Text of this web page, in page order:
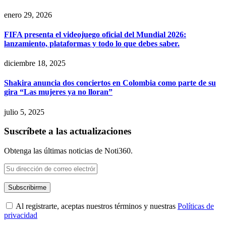
enero 29, 2026
FIFA presenta el videojuego oficial del Mundial 2026:
lanzamiento, plataformas y todo lo que debes saber.
diciembre 18, 2025
Shakira anuncia dos conciertos en Colombia como parte de su
gira “Las mujeres ya no lloran”
julio 5, 2025
Suscríbete a las actualizaciones
Obtenga las últimas noticias de Noti360.
Al registrarte, aceptas nuestros términos y nuestras Políticas de
privacidad